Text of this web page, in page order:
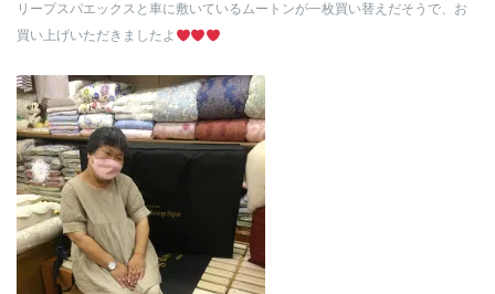
リープスパエックスと車に敷いているムートンが一枚買い替えだそうで、お
買い上げいただきましたよ